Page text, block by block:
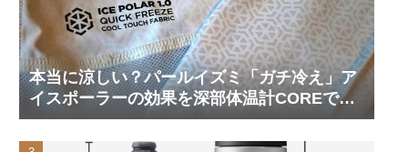
本当に涼しい？パールイズミ「ガチ冷え」ア
イスポーラーの効果を深部体温計COREで測
ってみた